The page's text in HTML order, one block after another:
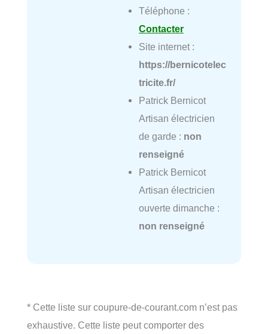
Téléphone :
Contacter
Site internet :
https://bernicotelec
tricite.fr/
Patrick Bernicot
Artisan électricien
de garde : non
renseigné
Patrick Bernicot
Artisan électricien
ouverte dimanche :
non renseigné
* Cette liste sur coupure-de-courant.com n’est pas
exhaustive. Cette liste peut comporter des